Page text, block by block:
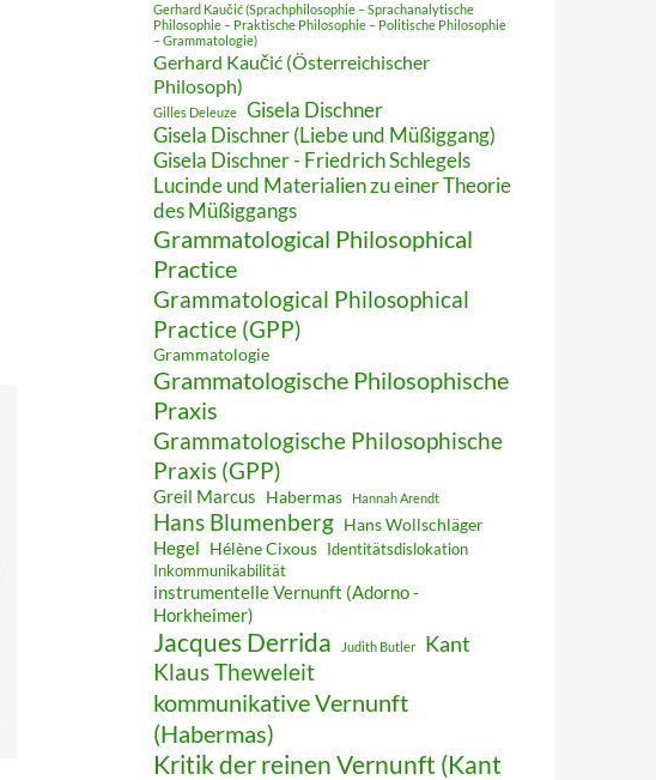
Gerhard Kaučić (Sprachphilosophie – Sprachanalytische
Philosophie – Praktische Philosophie – Politische Philosophie
– Grammatologie)
Gerhard Kaučić (Österreichischer
Philosoph)
Gilles Deleuze
Gisela Dischner
Gisela Dischner (Liebe und Müßiggang)
Gisela Dischner - Friedrich Schlegels
Lucinde und Materialien zu einer Theorie
des Müßiggangs
Grammatological Philosophical
Practice
Grammatological Philosophical
Practice (GPP)
Grammatologie
Grammatologische Philosophische
Praxis
Grammatologische Philosophische
Praxis (GPP)
Greil Marcus Habermas Hannah Arendt
Hans Blumenberg Hans Wollschläger
Hegel Hélène Cixous Identitätsdislokation
Inkommunikabilität
instrumentelle Vernunft (Adorno -
Horkheimer)
Jacques Derrida Judith Butler Kant
Klaus Theweleit
kommunikative Vernunft
(Habermas)
Kritik der reinen Vernunft (Kant